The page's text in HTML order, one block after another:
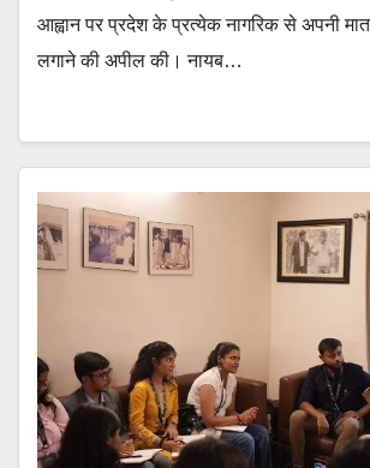
आह्वान पर प्रदेश के प्रत्येक नागरिक से अपनी
लगाने की अपील की। नायब…